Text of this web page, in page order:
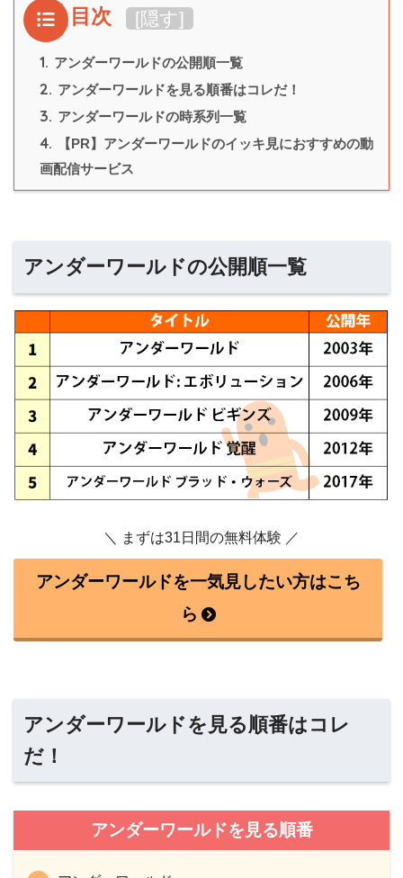
目次 [隠す]
1. アンダーワールドの公開順一覧
2. アンダーワールドを見る順番はコレだ！
3. アンダーワールドの時系列一覧
4.
【PR】アンダーワールドのイッキ見におすすめの動
画配信サービス
アンダーワールドの公開順一覧
＼ まずは31日間の無料体験 ／
アンダーワールドを一気見したい方はこち
ら
アンダーワールドを見る順番はコレ
だ！
アンダーワールドを見る順番